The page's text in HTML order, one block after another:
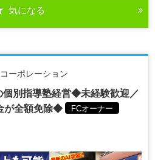
気になる
ーポレーション
個別指導塾経営◆未経験歓迎／
が全額免除◆
FCオーナー